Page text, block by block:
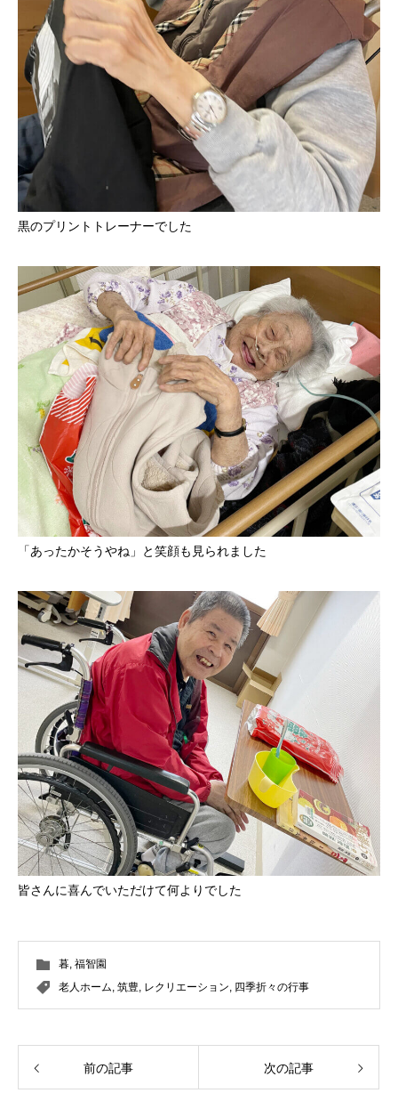
黒のプリントトレーナーでした
「あったかそうやね」と笑顔も見られました
皆さんに喜んでいただけて何よりでした
暮, 福智園
老人ホーム, 筑豊, レクリエーション, 四季折々の行事
前の記事 次の記事